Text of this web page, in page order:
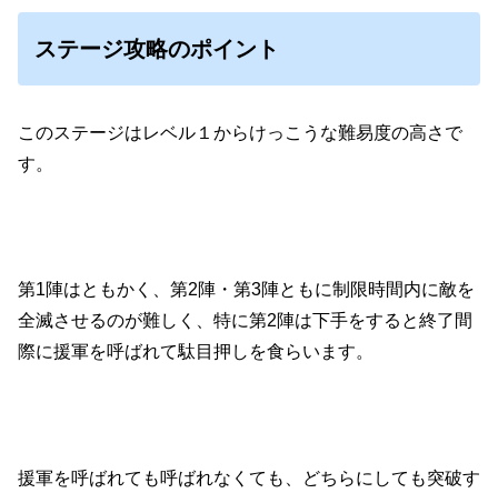
ステージ攻略のポイント
このステージはレベル１からけっこうな難易度の高さで
す。
第1陣はともかく、第2陣・第3陣ともに制限時間内に敵を
全滅させるのが難しく、特に第2陣は下手をすると終了間
際に援軍を呼ばれて駄目押しを食らいます。
援軍を呼ばれても呼ばれなくても、どちらにしても突破す